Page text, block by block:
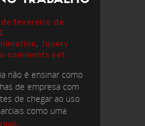
de fevereiro de
, Jquery
comments yet
não é ensinar como
de empresa com
de chegar ao uso
como uma
mais...